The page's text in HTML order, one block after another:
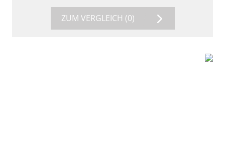
ZUM VERGLEICH (0)